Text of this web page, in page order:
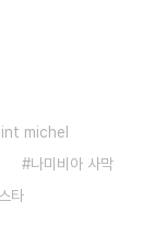
michel
나미비아 사막
타